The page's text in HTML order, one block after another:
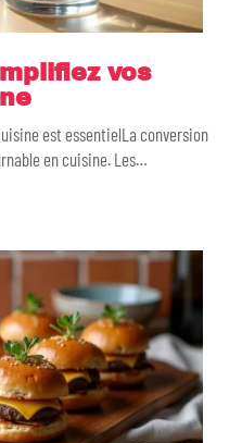
vos
est essentielLa conversion
en cuisine. Les…